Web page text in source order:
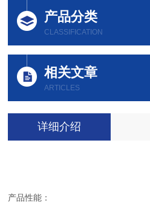
产品分类
CLASSIFICATION
相关文章
ARTICLES
详细介绍
产品性能：